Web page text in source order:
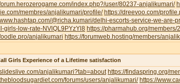
index.php?/user/80237-anjalikumari/
membres/anjalikumari/profile/ https://dreevoo.com/
@richa.kumari/delhi-escorts-service-we-
girls-low-rate-NVlQL9PYzYl8 https://pharmahub.org/members/
anjalikumari https://forumweb.hosting/members/
Girls Experience of a Lifetime satisfaction
anjalikumari?tab=about https://findaspring.org/
forums/users/anjalikumari/ https://